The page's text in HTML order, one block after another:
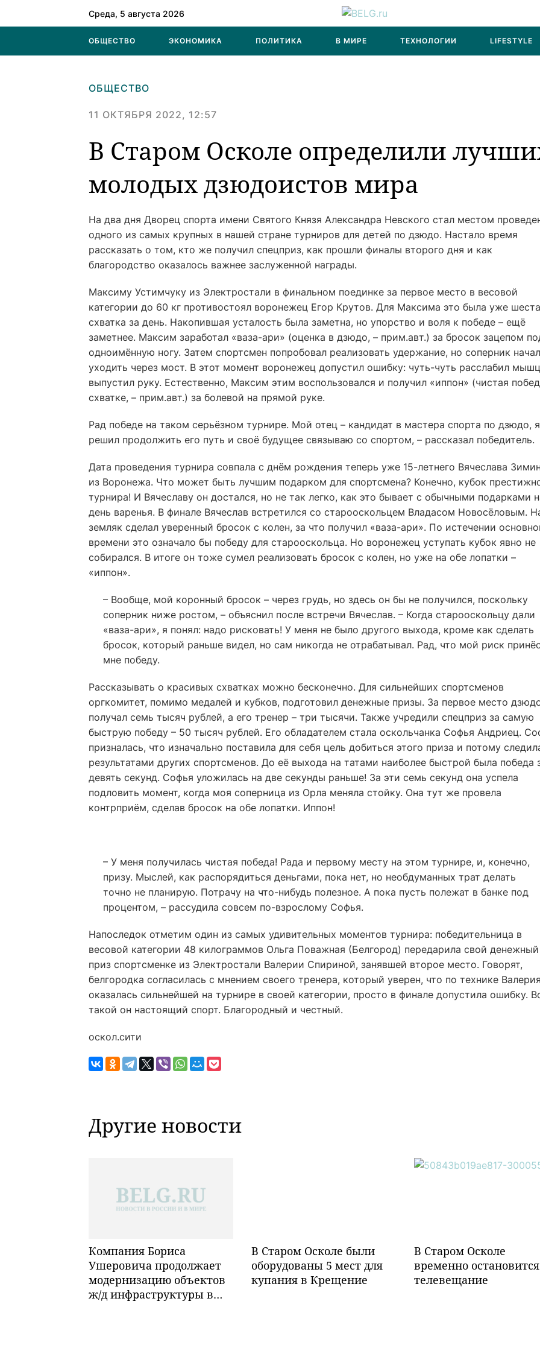
Среда, 5 августа 2026
ОБЩЕСТВО ЭКОНОМИКА ПОЛИТИКА В МИРЕ ТЕХНОЛОГИИ LIFESTYLE
ОБЩЕСТВО
11 ОКТЯБРЯ 2022, 12:57
В Старом Осколе определили
молодых дзюдоистов мира
На два дня Дворец спорта имени Святого Князя Александра Невского стал местом
одного из самых крупных в нашей стране турниров для детей по дзюдо. Настало время
рассказать о том, кто же получил спецприз, как прошли финалы второго дня и как
благородство оказалось важнее заслуженной награды.
Максиму Устимчуку из Электростали в финальном поединке за первое место в весовой
категории до 60 кг противостоял воронежец Егор Крутов. Для Максима это была уже
схватка за день. Накопившая усталость была заметна, но упорство и воля к победе – ещё
заметнее. Максим заработал «ваза-ари» (оценка в дзюдо, – прим.авт.) за бросок зацепом
одноимённую ногу. Затем спортсмен попробовал реализовать удержание, но соперник начал
уходить через мост. В этот момент воронежец допустил ошибку: чуть-чуть расслабил
выпустил руку. Естественно, Максим этим воспользовался и получил «иппон» (чистая
схватке, – прим.авт.) за болевой на прямой руке.
Рад победе на таком серьёзном турнире. Мой отец – кандидат в мастера спорта по дзюдо, я
решил продолжить его путь и своё будущее связываю со спортом, – рассказал победитель.
Дата проведения турнира совпала с днём рождения теперь уже 15-летнего Вячеслава
из Воронежа. Что может быть лучшим подарком для спортсмена? Конечно, кубок
турнира! И Вячеславу он достался, но не так легко, как это бывает с обычными подарками
день варенья. В финале Вячеслав встретился со старооскольцем Владасом Новосёловым.
земляк сделал уверенный бросок с колен, за что получил «ваза-ари». По истечении
времени это означало бы победу для старооскольца. Но воронежец уступать кубок явно не
собирался. В итоге он тоже сумел реализовать бросок с колен, но уже на обе лопатки –
«иппон».
– Вообще, мой коронный бросок – через грудь, но здесь он бы не получился, поскольку
соперник ниже ростом, – объяснил после встречи Вячеслав. – Когда старооскольцу дали
«ваза-ари», я понял: надо рисковать! У меня не было другого выхода, кроме как сделать
бросок, который раньше видел, но сам никогда не отрабатывал. Рад, что мой риск
мне победу.
Рассказывать о красивых схватках можно бесконечно. Для сильнейших спортсменов
оргкомитет, помимо медалей и кубков, подготовил денежные призы. За первое место
получал семь тысяч рублей, а его тренер – три тысячи. Также учредили спецприз за самую
быструю победу – 50 тысяч рублей. Его обладателем стала оскольчанка Софья Андриец.
призналась, что изначально поставила для себя цель добиться этого приза и потому
результатами других спортсменов. До её выхода на татами наиболее быстрой была победа
девять секунд. Софья уложилась на две секунды раньше! За эти семь секунд она успела
подловить момент, когда моя соперница из Орла меняла стойку. Она тут же провела
контрприём, сделав бросок на обе лопатки. Иппон!
– У меня получилась чистая победа! Рада и первому месту на этом турнире, и, конечно,
призу. Мыслей, как распорядиться деньгами, пока нет, но необдуманных трат делать
точно не планирую. Потрачу на что-нибудь полезное. А пока пусть полежат в банке под
процентом, – рассудила совсем по-взрослому Софья.
Напоследок отметим один из самых удивительных моментов турнира: победительница в
весовой категории 48 килограммов Ольга Поважная (Белгород) передарила свой денежный
приз спортсменке из Электростали Валерии Спириной, занявшей второе место. Говорят,
белгородка согласилась с мнением своего тренера, который уверен, что по технике
оказалась сильнейшей на турнире в своей категории, просто в финале допустила ошибку.
такой он настоящий спорт. Благородный и честный.
оскол.сити
Другие новости
Компания Бориса
Ушеровича продолжает
модернизацию объектов
ж/д инфраструктуры в
В Старом Осколе были
оборудованы 5 мест для
купания в Крещение
В Старом Осколе
временно остановится
телевещание